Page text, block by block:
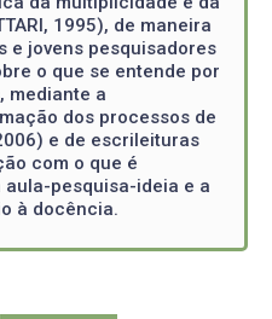
1995), de maneira
e jovens pesquisadores
o que se entende por
mediante a
dos processos de
e de escrileituras
com o que é
pesquisa-ideia e a
à docência.